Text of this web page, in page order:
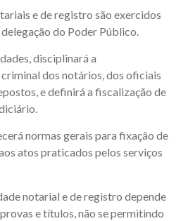
e de registro são exercidos
do Poder Público.
disciplinará a
dos notários, dos oficiais
e definirá a fiscalização de
normas gerais para fixação de
atos praticados pelos serviços
notarial e de registro depende
e títulos, não se permitindo